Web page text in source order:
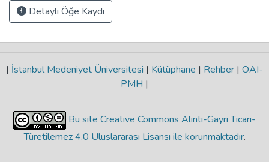
Detaylı Öğe Kaydı
| İstanbul Medeniyet Üniversitesi | Kütüphane | Rehber | OAI-
PMH |
Bu site Creative Commons Alıntı-Gayri Ticari-
Türetilemez 4.0 Uluslararası Lisansı ile korunmaktadır.